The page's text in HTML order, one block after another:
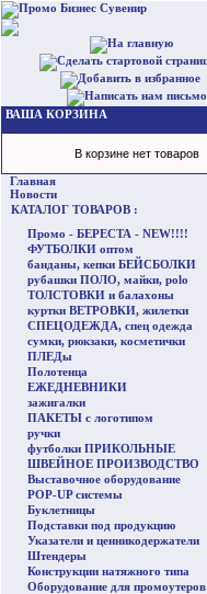
ВАША КОРЗИНА
В корзине нет товаров
Главная
Новости
КАТАЛОГ ТОВАРОВ :
Промо - БЕРЕСТА - NEW!!!!
ФУТБОЛКИ оптом
банданы, кепки БЕЙСБОЛКИ
рубашки ПОЛО, майки, polo
ТОЛСТОВКИ и балахоны
куртки ВЕТРОВКИ, жилетки
СПЕЦОДЕЖДА, спец одежда
сумки, рюкзаки, косметички
ПЛЕДы
Полотенца
ЕЖЕДНЕВНИКИ
зажигалки
ПАКЕТЫ с логотипом
ручки
футболки ПРИКОЛЬНЫЕ
ШВЕЙНОЕ ПРОИЗВОДСТВО
Выставочное оборудование
POP-UP системы
Буклетницы
Подставки под продукцию
Указатели и ценникодержатели
Штендеры
Конструкции натяжного типа
Оборудование для промоутеров